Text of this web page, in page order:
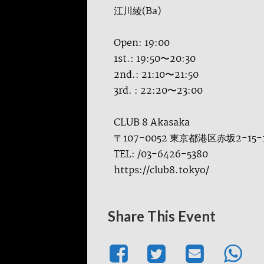
江川綾(Ba)
Open: 19:00
1st.: 19:50〜20:30
2nd.: 21:10〜21:50
3rd. : 22:20〜23:00
CLUB 8 Akasaka
〒107-0052 東京都港区赤坂2-15-
TEL: /03-6426-5380
https://club8.tokyo/
Share This Event